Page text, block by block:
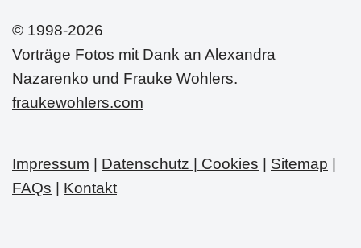
© 1998-2026
Vorträge Fotos mit Dank an Alexandra
Nazarenko und Frauke Wohlers.
fraukewohlers.com
Impressum Datenschutz | Cookies Sitemap
FAQs
Kontakt